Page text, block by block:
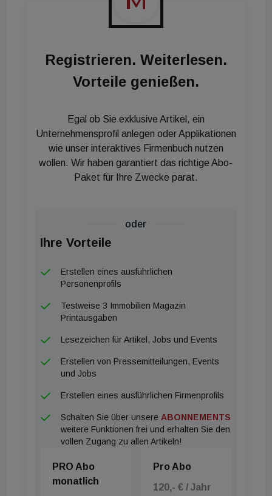
Grundbuch mit der jeweiligen Topnummer
eingetragen ist. Die Renditen für das Modell beim
Größe der Wohnung, Eigenmittelanteil und
Steuerprogression des Käufers ab rund 4,5 Prozent
Richtwert, welcher in der Steiermark aktuell bei
8,02 Euro/m² Wohnfläche netto liegt. Zusätzlich
werden 0,51 Euro/m² Wohnfläche
Instandhaltungsrücklage und 50 Euro/Monat netto
für Küche, Keller und SAT verrechnet. Dies ergibt
Registrieren. Weiterlesen.
Vorteile genießen.
Egal ob Sie exklusive Artikel, ein
Unternehmensprofil anlegen oder Applikationen
wie unser interaktives Firmenbuch nutzen
wollen. Wir haben garantiert das richtige Abo-
Paket für Ihre Zwecke parat.
oder
Ihre Vorteile
Erstellen eines ausführlichen
Personenprofils
Testweise 3 Immobilien Magazin
Printausgaben
Lesezeichen für Artikel, Jobs und Events
Erstellen von Pressemitteilungen, Events
und Jobs
Erstellen eines ausführlichen Firmenprofils
Schalten Sie über unsere ABONNEMENTS
weitere Funktionen frei und erhalten Sie den
vollen Zugang zu allen Artikeln!
PRO Abo
monatlich
Pro Abo
120,- € / Jahr